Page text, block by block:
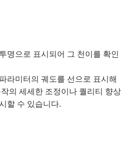
명으로 표시되어 그 천이를 확인
라미터의 궤도를 선으로 표시해
의 세세한 조정이나 퀄리티 향상
할 수 있습니다.